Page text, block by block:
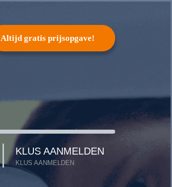
Altijd gratis prijsopgave!
KLUS AANMELDEN
KLUS AANMELDEN